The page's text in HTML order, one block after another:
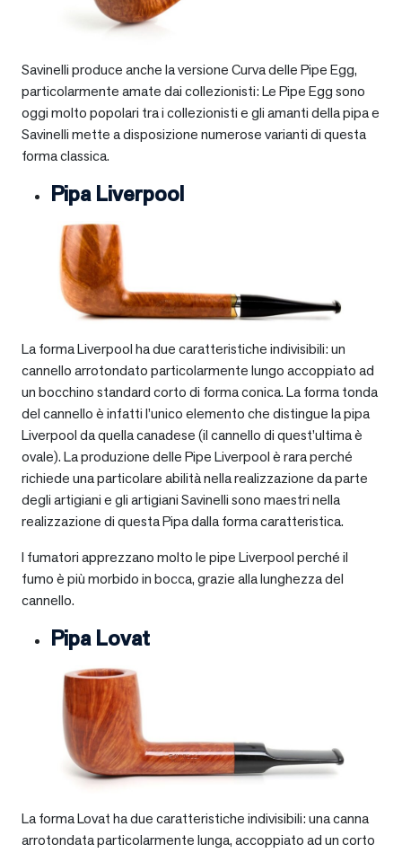
Savinelli produce anche la versione Curva delle Pipe Egg,
particolarmente amate dai collezionisti: Le Pipe Egg sono
oggi molto popolari tra i collezionisti e gli amanti della pipa e
Savinelli mette a disposizione numerose varianti di questa
forma classica.
Pipa Liverpool
La forma Liverpool ha due caratteristiche indivisibili: un
cannello arrotondato particolarmente lungo accoppiato ad
un bocchino standard corto di forma conica. La forma tonda
del cannello è infatti l’unico elemento che distingue la pipa
Liverpool da quella canadese (il cannello di quest’ultima è
ovale). La produzione delle Pipe Liverpool è rara perché
richiede una particolare abilità nella realizzazione da parte
degli artigiani e gli artigiani Savinelli sono maestri nella
realizzazione di questa Pipa dalla forma caratteristica.
I fumatori apprezzano molto le pipe Liverpool perché il
fumo è più morbido in bocca, grazie alla lunghezza del
cannello.
Pipa Lovat
La forma Lovat ha due caratteristiche indivisibili: una canna
arrotondata particolarmente lunga, accoppiato ad un corto